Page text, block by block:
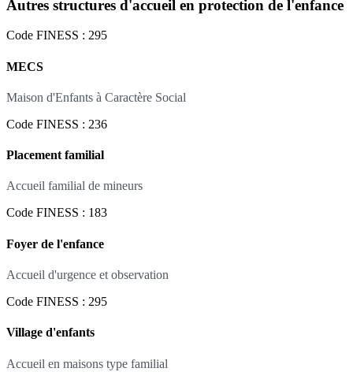
Autres structures d'accueil en protection de l'enfance
Code FINESS : 295
MECS
Maison d'Enfants à Caractère Social
Code FINESS : 236
Placement familial
Accueil familial de mineurs
Code FINESS : 183
Foyer de l'enfance
Accueil d'urgence et observation
Code FINESS : 295
Village d'enfants
Accueil en maisons type familial